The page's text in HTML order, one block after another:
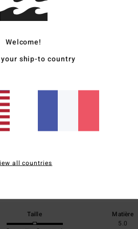
moyenne
5.0
Taille
Matière
5.0
Welcome!
ship-to country
all countries